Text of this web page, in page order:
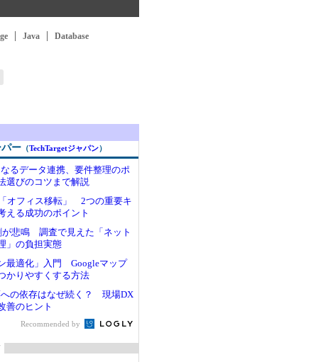
Java
Database
ー （TechTargetジャパン）
るデータ連携、要件整理のポ
選びのコツまで解説
オフィス移転」 2つの重要キ
える成功のポイント
が悲鳴 調査で見えた「ネット
」の負担実態
最適化」入門 Googleマップ
かりやすくする方法
への依存はなぜ続く？ 現場DX
善のヒント
Recommended by